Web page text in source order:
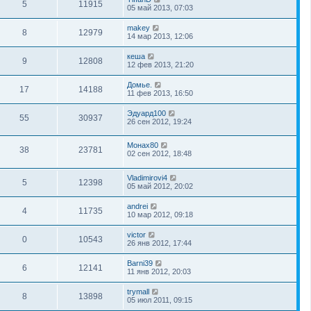
5 11915
05 май 2013, 07:03
8 12979
makey
14 мар 2013, 12:06
9 12808
кеша
12 фев 2013, 21:20
17 14188
Домье.
11 фев 2013, 16:50
55 30937
Эдуард100
26 сен 2012, 19:24
38 23781
Монах80
02 сен 2012, 18:48
5 12398
Vladimirovi4
05 май 2012, 20:02
4 11735
andrei
10 мар 2012, 09:18
0 10543
victor
26 янв 2012, 17:44
6 12141
Barni39
11 янв 2012, 20:03
8 13898
trymall
05 июл 2011, 09:15